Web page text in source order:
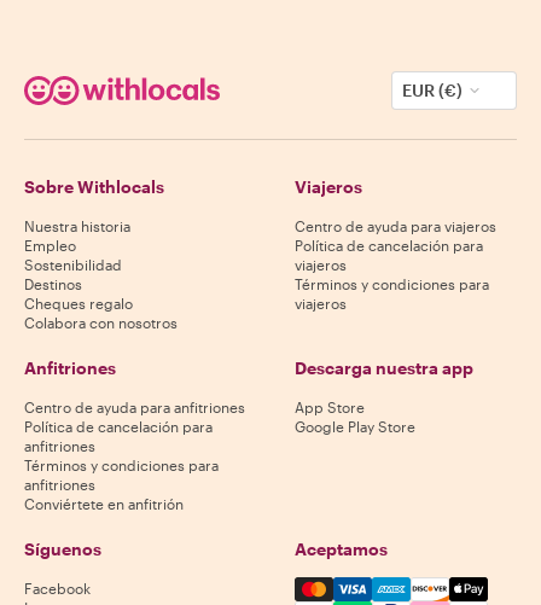
EUR (€)
Sobre Withlocals
Nuestra historia
Empleo
Sostenibilidad
Destinos
Cheques regalo
Colabora con nosotros
Viajeros
Centro de ayuda para viajeros
Política de cancelación para
viajeros
Términos y condiciones para
viajeros
Anfitriones
Centro de ayuda para anfitriones
Política de cancelación para
anfitriones
Términos y condiciones para
anfitriones
Conviértete en anfitrión
Descarga nuestra app
App Store
Google Play Store
Síguenos
Facebook
Aceptamos
Mastercard, Visa, Amex,